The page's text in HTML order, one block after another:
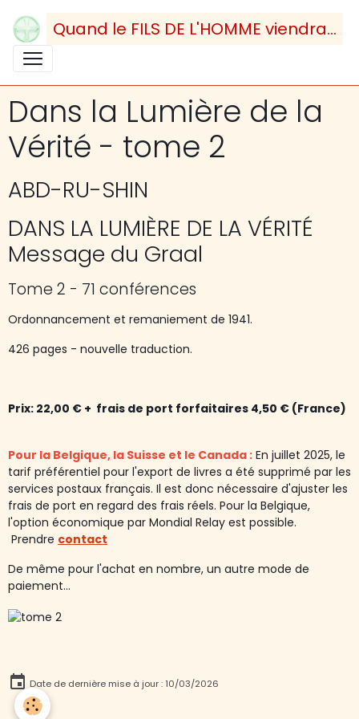
Quand le FILS DE L'HOMME viendra...
Dans la Lumière de la
Vérité - tome 2
ABD-RU-SHIN
DANS LA LUMIÈRE DE LA VÉRITÉ
Message du Graal
Tome 2 - 71 conférences
Ordonnancement et remaniement de 1941.
426 pages - nouvelle traduction.
Prix: 22,00 € + frais de port forfaitaires 4,50 € (France)
Pour la Belgique, la Suisse et le Canada : En juillet 2025, le
tarif préférentiel pour l'export de livres a été supprimé par les
services postaux français. Il est donc nécessaire d'ajuster les
frais de port en regard des frais réels. Pour la Belgique,
l'option économique par Mondial Relay est possible.
Prendre contact
De même pour l'achat en nombre, un autre mode de
paiement...
Date de dernière mise à jour : 10/03/2026